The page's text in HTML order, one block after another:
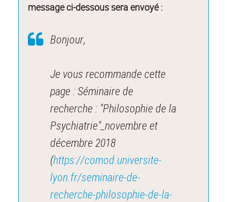
message ci-dessous sera envoyé :
Bonjour,
Je vous recommande cette
page : Séminaire de
recherche : "Philosophie de la
Psychiatrie"_novembre et
décembre 2018
(https://comod.universite-
lyon.fr/seminaire-de-
recherche-philosophie-de-la-